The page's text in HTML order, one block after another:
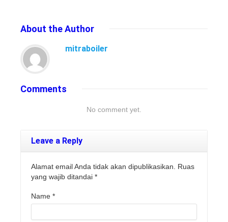
About the Author
mitraboiler
Comments
No comment yet.
Leave a Reply
Alamat email Anda tidak akan dipublikasikan. Ruas
yang wajib ditandai *
Name *